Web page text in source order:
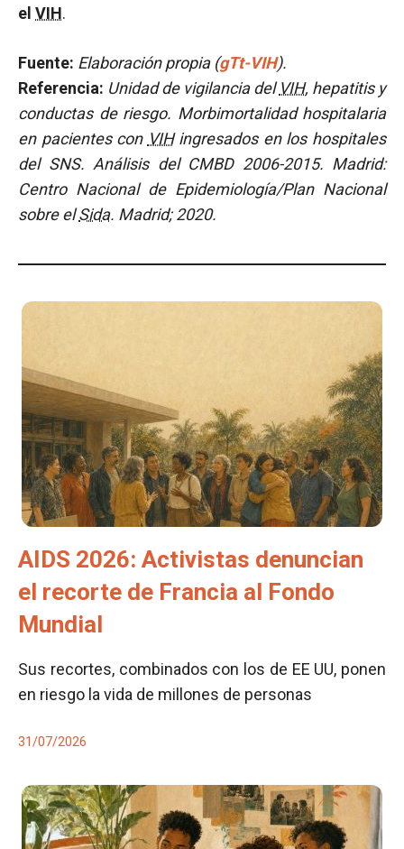
el VIH.
Fuente: Elaboración propia (gTt-VIH).
Referencia: Unidad de vigilancia delVIH, hepatitis y
conductas de riesgo. Morbimortalidad hospitalaria
en pacientes con VIHingresados en los hospitales
del SNS. Análisis del CMBD 2006-2015. Madrid:
Centro Nacional de Epidemiología/Plan Nacional
sobre elSida. Madrid; 2020.
AIDS 2026: Activistas denuncian
el recorte de Francia al Fondo
Mundial
Sus recortes, combinados con los de EE UU, ponen
en riesgo la vida de millones de personas
31/07/2026